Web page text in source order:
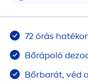
72 órás
Bőrápoló
Bőrbarát, véd